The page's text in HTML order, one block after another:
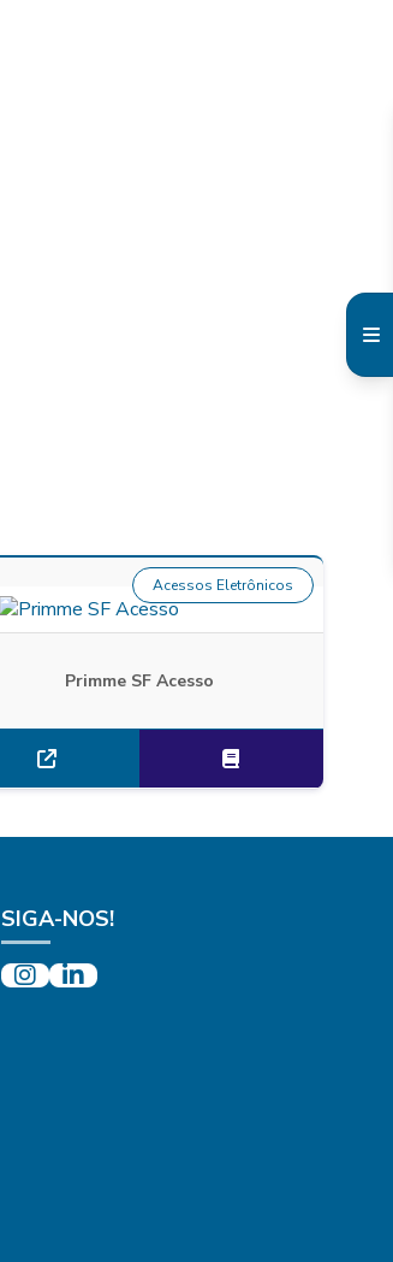
Primme SF Acesso
Acessos Eletrônicos
SIGA-NOS!